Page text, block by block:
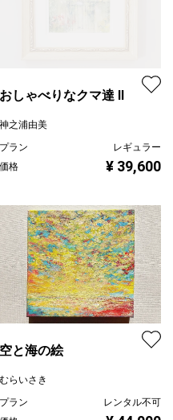
おしゃべりなクマ達 Ⅱ
神之浦由美
プラン
レギュラー
価格
¥ 39,600
空と海の絵
むらいさき
プラン
レンタル不可